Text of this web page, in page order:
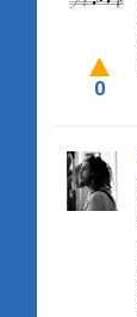
0